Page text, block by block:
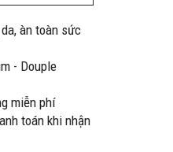
àn toàn sức
- Douple
miễn phí
toán khi nhận